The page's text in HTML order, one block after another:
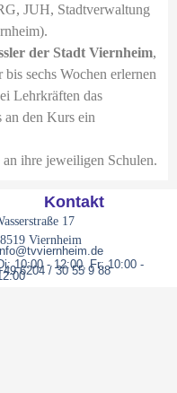
JUH, Stadtverwaltung
der Stadt Viernheim,
sechs Wochen erlernen
Lehrkräften das
an den Kurs ein
ihre jeweiligen Schulen.
Kontakt
17
Viernheim
6204 / 30 55 9 88
10:00 - 12:00, Fr: 10:00 -